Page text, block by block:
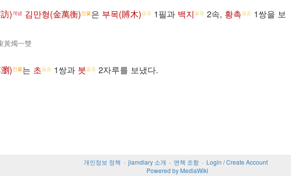
)개념 김만형(金萬衡)인물은 부목(賻木)물품 1필과 백지 물품 2속, 황촉물품 1쌍을 보
黃燭一雙
)인물는 초물품 1쌍과 붓물품 2자루를 보냈다.
개인정보 정책 jiamdiary 소개 면책 조항
Login / Create Account
Powered by MediaWiki